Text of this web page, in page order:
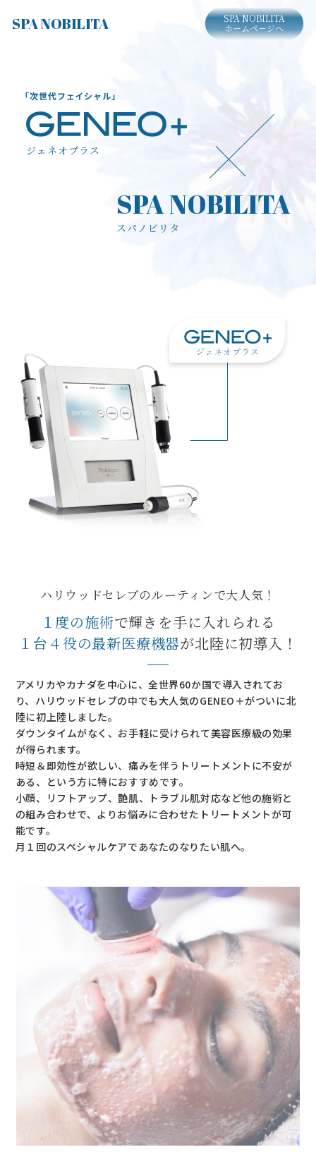
SPA NOBILITA
SPA NOBILITA
ホームページへ
「次世代フェイシャル」
ジェネオプラス
SPA NOBILITA
スパノビリタ
ハリウッドセレブのルーティンで大人気！
１度の施術で輝きを手に入れられる
１台４役の最新医療機器が北陸に初導入！
アメリカやカナダを中心に、全世界60か国で導入されてお
り、ハリウッドセレブの中でも大人気のGENEO＋がついに北
陸に初上陸しました。
ダウンタイムがなく、お手軽に受けられて美容医療級の効果
が得られます。
時短＆即効性が欲しい、痛みを伴うトリートメントに不安が
ある、という方に特におすすめです。
小顔、リフトアップ、艶肌、トラブル肌対応など他の施術と
の組み合わせで、よりお悩みに合わせたトリートメントが可
能です。
月１回のスペシャルケアであなたのなりたい肌へ。